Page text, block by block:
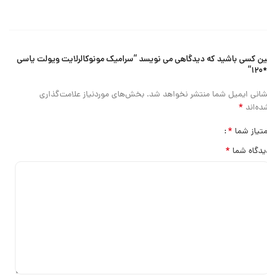
کسی باشید که دیدگاهی می نویسد “سرامیک مونوکالرلایت ویولت یاسی
ایمیل شما منتشر نخواهد شد. بخش‌های موردنیاز علامت‌گذاری
*
شما *
شما *